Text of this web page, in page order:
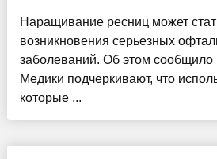
Наращивание ресниц может
возникновения серьезных
заболеваний. Об этом сообщило
Медики подчеркивают, что
которые ...